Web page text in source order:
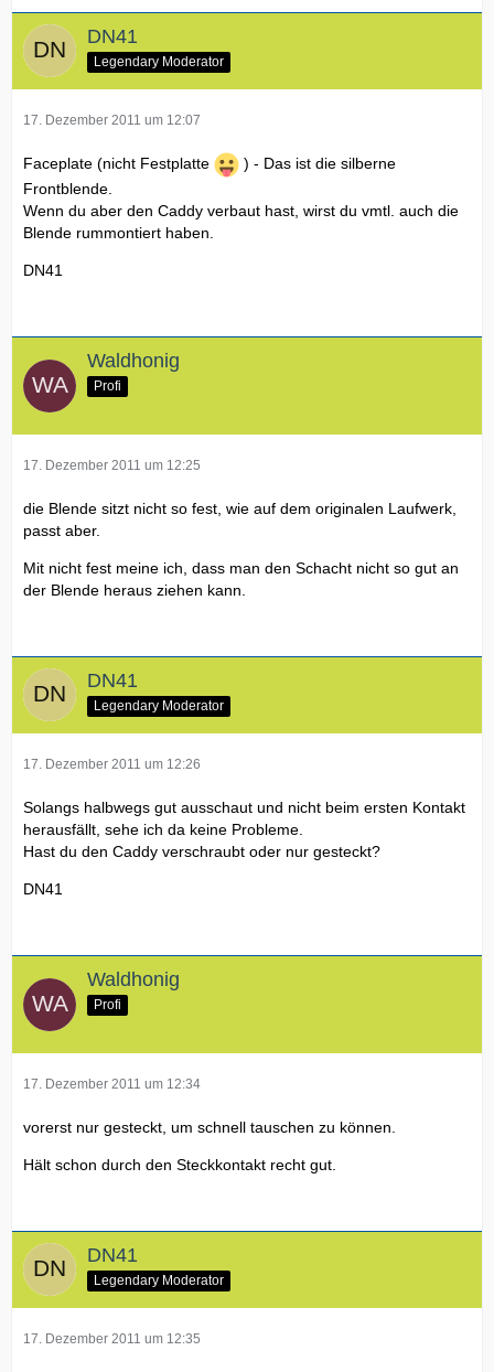
DN41
Legendary Moderator
17. Dezember 2011 um 12:07
Faceplate (nicht Festplatte
) - Das ist die silberne
Frontblende.
Wenn du aber den Caddy verbaut hast, wirst du vmtl. auch die
Blende rummontiert haben.
DN41
Waldhonig
Profi
17. Dezember 2011 um 12:25
die Blende sitzt nicht so fest, wie auf dem originalen Laufwerk,
passt aber.
Mit nicht fest meine ich, dass man den Schacht nicht so gut an
der Blende heraus ziehen kann.
DN41
Legendary Moderator
17. Dezember 2011 um 12:26
Solangs halbwegs gut ausschaut und nicht beim ersten Kontakt
herausfällt, sehe ich da keine Probleme.
Hast du den Caddy verschraubt oder nur gesteckt?
DN41
Waldhonig
Profi
17. Dezember 2011 um 12:34
vorerst nur gesteckt, um schnell tauschen zu können.
Hält schon durch den Steckkontakt recht gut.
DN41
Legendary Moderator
17. Dezember 2011 um 12:35